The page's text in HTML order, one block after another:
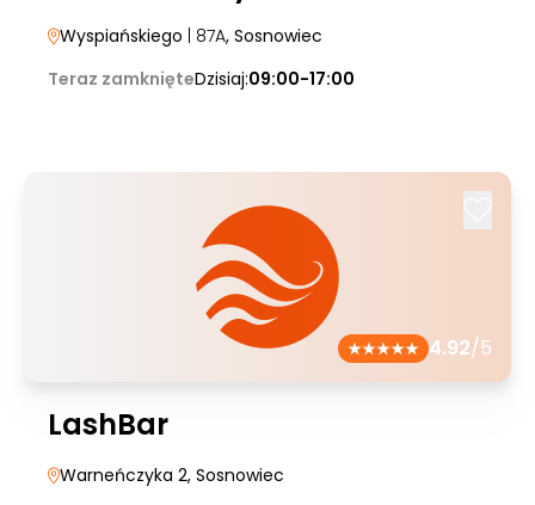
Wyspiańskiego | 87A, Sosnowiec
Teraz zamknięteDzisiaj:09:00-17:00
4.92/5
LashBar
Warneńczyka 2, Sosnowiec